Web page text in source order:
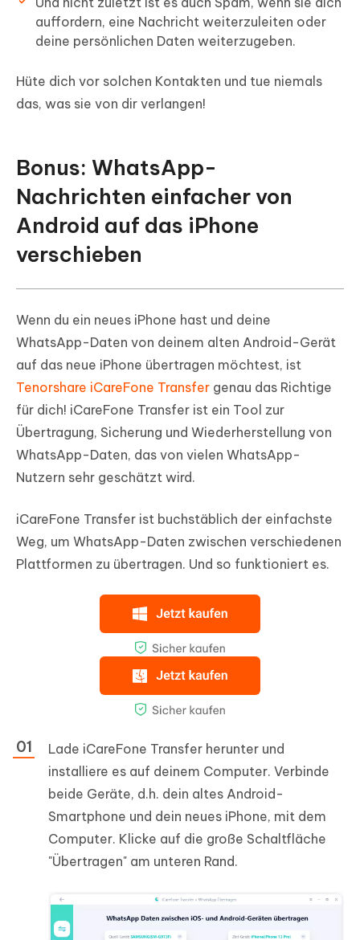
auffordern, eine Nachricht weiterzuleiten oder
deine persönlichen Daten weiterzugeben.
Hüte dich vor solchen Kontakten und tue niemals
das, was sie von dir verlangen!
Bonus: WhatsApp-
Nachrichten einfacher von
Android auf das iPhone
verschieben
Wenn du ein neues iPhone hast und deine
WhatsApp-Daten von deinem alten Android-Gerät
auf das neue iPhone übertragen möchtest, ist
Tenorshare iCareFone Transfer genau das Richtige
für dich! iCareFone Transfer ist ein Tool zur
Übertragung, Sicherung und Wiederherstellung von
WhatsApp-Daten, das von vielen WhatsApp-
Nutzern sehr geschätzt wird.
iCareFone Transfer ist buchstäblich der einfachste
Weg, um WhatsApp-Daten zwischen verschiedenen
Plattformen zu übertragen. Und so funktioniert es.
Lade iCareFone Transfer herunter und
installiere es auf deinem Computer. Verbinde
beide Geräte, d.h. dein altes Android-
Smartphone und dein neues iPhone, mit dem
Computer. Klicke auf die große Schaltfläche
"Übertragen" am unteren Rand.